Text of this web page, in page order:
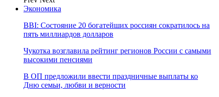
Экономика
BBI: Состояние 20 богатейших россиян сократилось на
пять миллиардов долларов
Чукотка возглавила рейтинг регионов России с самыми
высокими пенсиями
В ОП предложили ввести праздничные выплаты ко
Дню семьи, любви и верности